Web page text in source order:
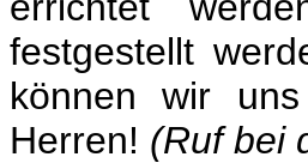
festgestellt
können wir
Herren! (Ruf bei